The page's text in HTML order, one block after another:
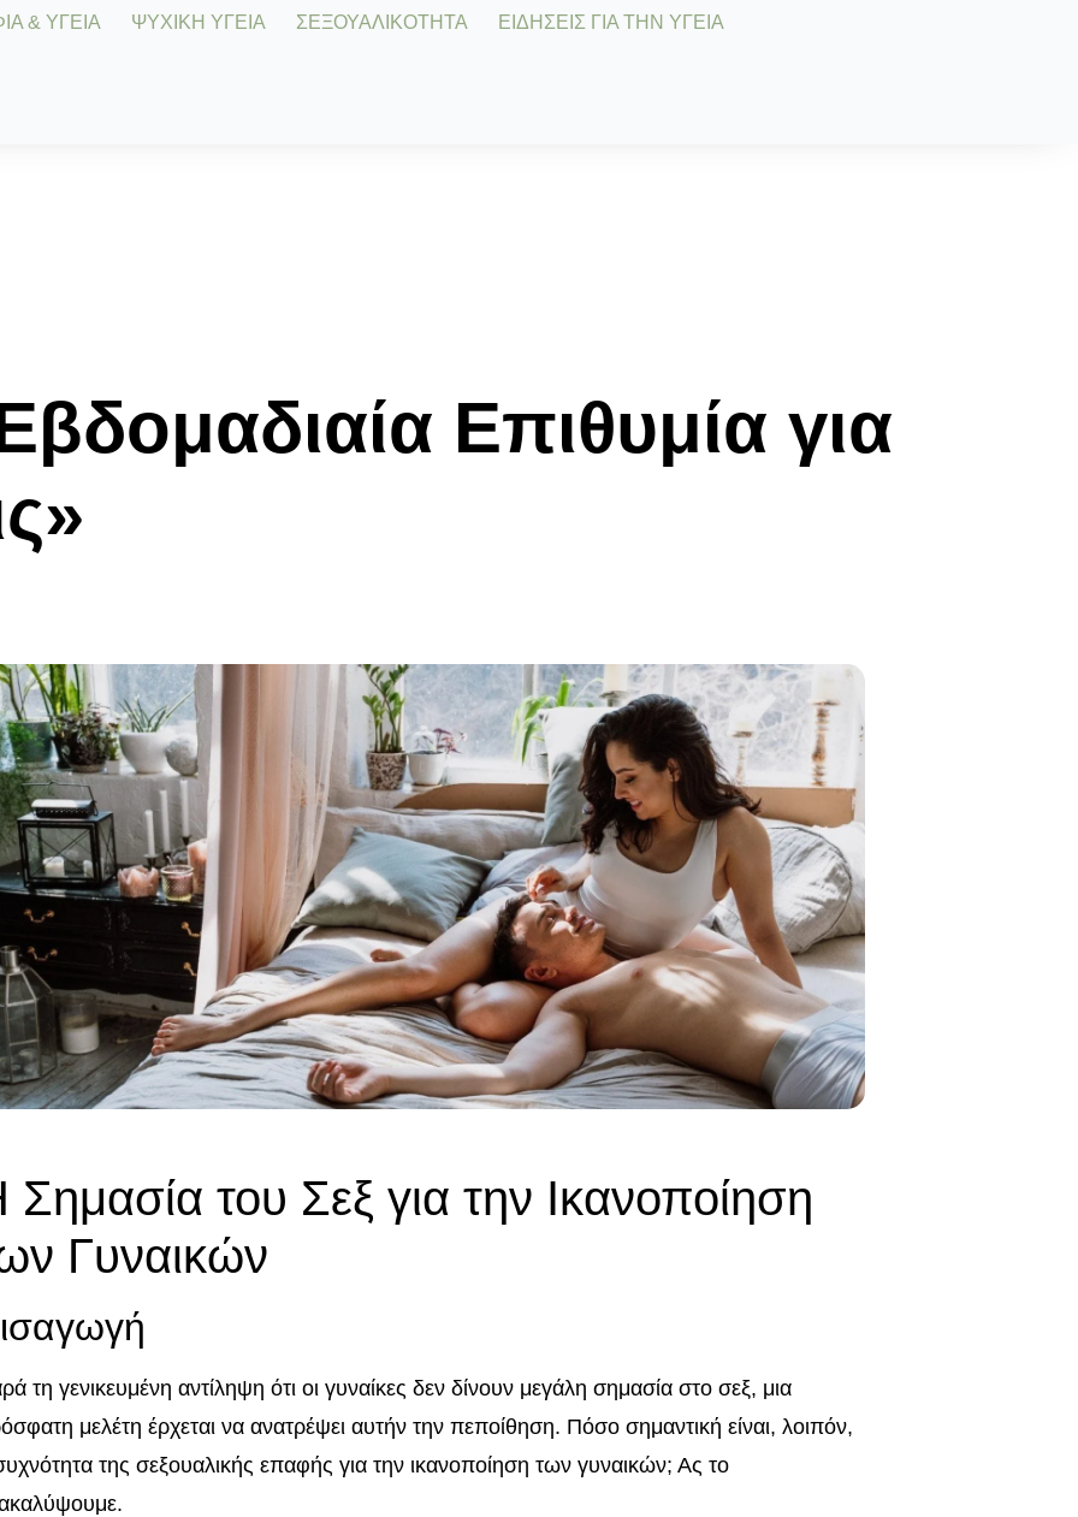
& ΥΓΕΙΑ ΨΥΧΙΚΗ ΥΓΕΙΑ ΣΕΞΟΥΑΛΙΚΟΤΗΤΑ ΕΙΔΗΣΕΙΣ ΓΙΑ ΤΗΝ ΥΓΕΙΑ
Επιθυμία για
Σημασία του Σεξ για την Ικανοποίηση
Γυναικών
τη γενικευμένη αντίληψη ότι οι γυναίκες δεν δίνουν μεγάλη σημασία στο σεξ, μια
μελέτη έρχεται να ανατρέψει αυτήν την πεποίθηση. Πόσο σημαντική είναι, λοιπόν,
της σεξουαλικής επαφής για την ικανοποίηση των γυναικών; Ας το